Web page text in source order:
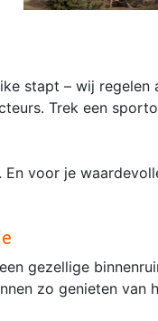
stapt – wij regelen
Trek een
voor je
gezellige
zo genieten van